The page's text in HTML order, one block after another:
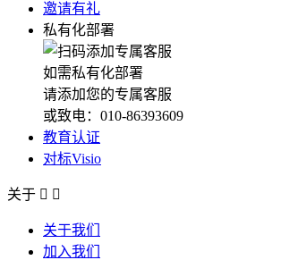
邀请有礼
私有化部署
如需私有化部署
请添加您的专属客服
或致电：010-86393609
教育认证
对标Visio
关于  
关于我们
加入我们